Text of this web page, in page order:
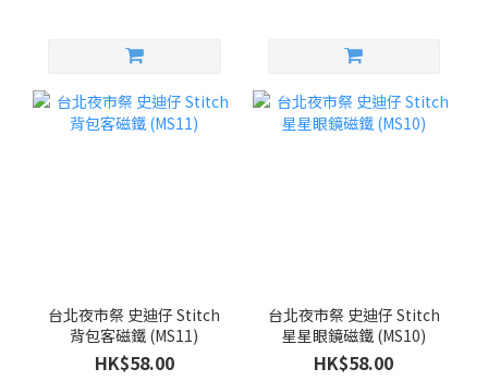
台北夜市祭 史迪仔 Stitch
背包客磁鐵 (MS11)
HK$58.00
台北夜市祭 史迪仔 Stitch
星星眼鏡磁鐵 (MS10)
HK$58.00